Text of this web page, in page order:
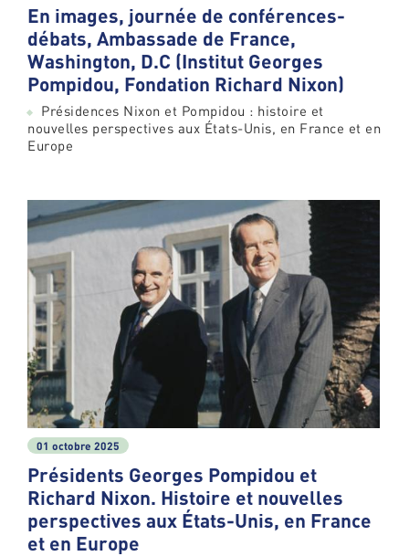
En images, journée de conférences-
débats, Ambassade de France,
Washington, D.C (Institut Georges
Pompidou, Fondation Richard Nixon)
Présidences Nixon et Pompidou : histoire et
nouvelles perspectives aux États-Unis, en France et en
Europe
01 octobre 2025
Présidents Georges Pompidou et
Richard Nixon. Histoire et nouvelles
perspectives aux États-Unis, en France
et en Europe